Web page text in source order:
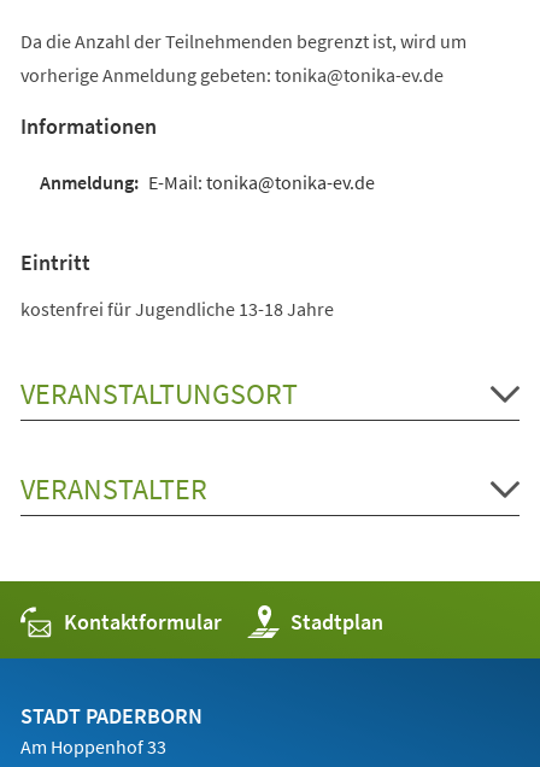
Da die Anzahl der Teilnehmenden begrenzt ist, wird um
vorherige Anmeldung gebeten: tonika tonika-ev de
Informationen
E-Mail: tonika@tonika-ev.de
Eintritt
kostenfrei für Jugendliche 13-18 Jahre
VERANSTALTUNGSORT
VERANSTALTER
Kontaktformular Stadtplan
(Öffnet
in
einem
STADT PADERBORN
Am Hoppenhof 33